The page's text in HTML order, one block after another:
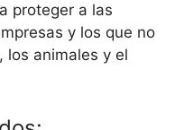
proteger a las
y los que no
los animales y el